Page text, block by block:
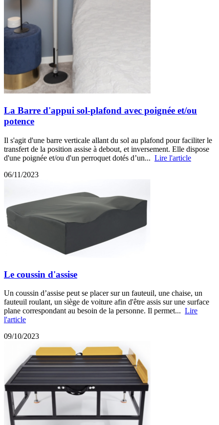
La Barre d'appui sol-plafond avec poignée et/ou
potence
Il s'agit d'une barre verticale allant du sol au plafond pour faciliter le
transfert de la position assise à debout, et inversement. Elle dispose
d'une poignée et/ou d'un perroquet dotés d’un... Lire l'article
06/11/2023
Le coussin d'assise
Un coussin d’assise peut se placer sur un fauteuil, une chaise, un
fauteuil roulant, un siège de voiture afin d'être assis sur une surface
plane correspondant au besoin de la personne. Il permet... Lire
l'article
09/10/2023